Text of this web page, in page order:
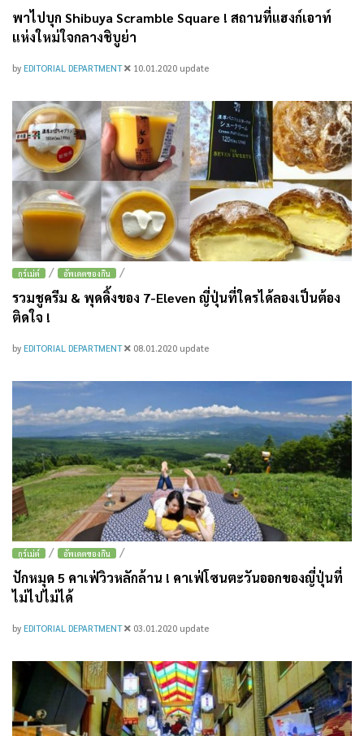
พาไปบุก Shibuya Scramble Square ! สถานที่แฮงก์เอาท์
แห่งใหม่ใจกลางชิบูย่า
by EDITORIAL DEPARTMENT 10.01.2020 update
กูร์เม่ต์ / อัพเดตของกิน /
รวมชูครีม & พุดดิ้งของ 7-Eleven ญี่ปุ่นที่ใครได้ลองเป็นต้อง
ติดใจ !
by EDITORIAL DEPARTMENT 08.01.2020 update
กูร์เม่ต์ / อัพเดตของกิน /
ปักหมุด 5 คาเฟ่วิวหลักล้าน ! คาเฟ่โซนตะวันออกของญี่ปุ่นที่
ไม่ไปไม่ได้
by EDITORIAL DEPARTMENT 03.01.2020 update